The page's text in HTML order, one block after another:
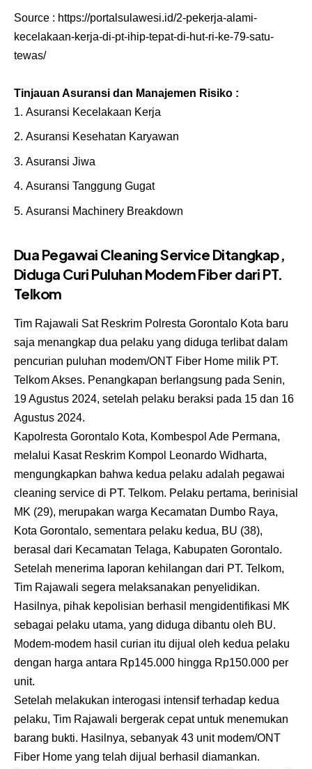
Source : https://portalsulawesi.id/2-pekerja-alami-
kecelakaan-kerja-di-pt-ihip-tepat-di-hut-ri-ke-79-satu-
tewas/
Tinjauan Asuransi dan Manajemen Risiko :
Asuransi Kecelakaan Kerja
Asuransi Kesehatan Karyawan
Asuransi Jiwa
Asuransi Tanggung Gugat
Asuransi Machinery Breakdown
Dua Pegawai Cleaning Service Ditangkap,
Diduga Curi Puluhan Modem Fiber dari PT.
Telkom
Tim Rajawali Sat Reskrim Polresta Gorontalo Kota baru
saja menangkap dua pelaku yang diduga terlibat dalam
pencurian puluhan modem/ONT Fiber Home milik PT.
Telkom Akses. Penangkapan berlangsung pada Senin,
19 Agustus 2024, setelah pelaku beraksi pada 15 dan 16
Agustus 2024.
Kapolresta Gorontalo Kota, Kombespol Ade Permana,
melalui Kasat Reskrim Kompol Leonardo Widharta,
mengungkapkan bahwa kedua pelaku adalah pegawai
cleaning service di PT. Telkom. Pelaku pertama, berinisial
MK (29), merupakan warga Kecamatan Dumbo Raya,
Kota Gorontalo, sementara pelaku kedua, BU (38),
berasal dari Kecamatan Telaga, Kabupaten Gorontalo.
Setelah menerima laporan kehilangan dari PT. Telkom,
Tim Rajawali segera melaksanakan penyelidikan.
Hasilnya, pihak kepolisian berhasil mengidentifikasi MK
sebagai pelaku utama, yang diduga dibantu oleh BU.
Modem-modem hasil curian itu dijual oleh kedua pelaku
dengan harga antara Rp145.000 hingga Rp150.000 per
unit.
Setelah melakukan interogasi intensif terhadap kedua
pelaku, Tim Rajawali bergerak cepat untuk menemukan
barang bukti. Hasilnya, sebanyak 43 unit modem/ONT
Fiber Home yang telah dijual berhasil diamankan.